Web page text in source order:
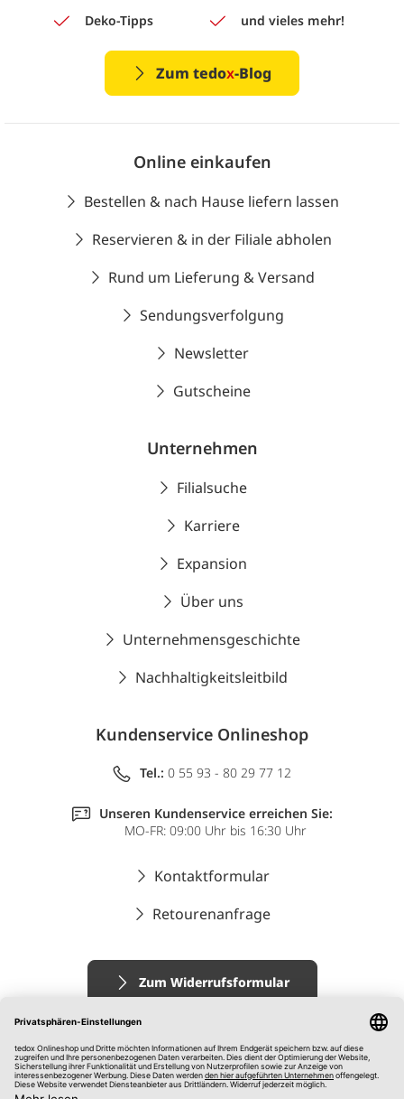
Deko-Tipps
und vieles mehr!
Zum tedox-Blog
Online einkaufen
Bestellen & nach Hause liefern lassen
Reservieren & in der Filiale abholen
Rund um Lieferung & Versand
Sendungsverfolgung
Newsletter
Gutscheine
Unternehmen
Filialsuche
Karriere
Expansion
Über uns
Unternehmensgeschichte
Nachhaltigkeitsleitbild
Kundenservice Onlineshop
Tel.: 0 55 93 - 80 29 77 12
Unseren Kundenservice erreichen Sie:
MO-FR: 09:00 Uhr bis 16:30 Uhr
Kontaktformular
Retourenanfrage
Zum Widerrufsformular
Impressum
AGB